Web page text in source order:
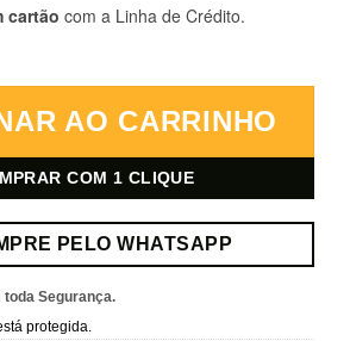
cartão com a Linha de Crédito.
AO CARRINHO
COM 1 CLIQUE
PELO WHATSAPP
Segurança.
protegida.